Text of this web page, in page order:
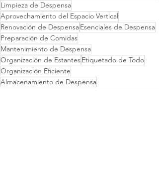
Limpieza de Despensa
Aprovechamiento del Espacio Vertical
Renovación de DespensaEsenciales de Despensa
Preparación de Comidas
Mantenimiento de Despensa
Organización de EstantesEtiquetado de Todo
Organización Eficiente
Almacenamiento de Despensa